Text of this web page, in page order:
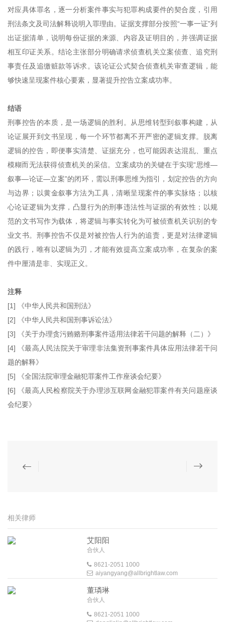
对应具体罪名，逐一分析案件事实与犯罪构成要件的契合度，引用
刑法条文及司法解释说明入罪理由。证据支撑部分按照“一事一证”列
出证据清单，说明每份证据的来源、内容及证明目的，并强调证据
相互印证关系。结论主张部分明确请求侦查机关立案侦查、追究刑
事责任及追缴赃款等诉求。该论证公式契合侦查机关审查逻辑，能
够快速呈现案件核心要素，显著提升控告立案成功率。
结语
刑事控告的本质，是一场逻辑的胜利。从思维转型到叙事构建，从
论证展开到文书呈现，每一个环节都离不开严密的逻辑支撑。脱离
逻辑的控告，即便事实清楚、证据充分，也可能因表达混乱、重点
模糊而无法获得侦查机关的采信。立案成功的关键在于实现“思维—
叙事—论证—立案”的闭环，需以刑事思维为指引，划定控告的方向
与边界；以黄金叙事方法为工具，清晰呈现案件的事实脉络；以核
心论证逻辑为支撑，凸显行为的刑事违法性与证据的有效性；以规
范的文书写作为载体，将逻辑与事实转化为可被侦查机关识别的专
业文书。刑事控告不仅是对被控告人行为的追责，更是对法律逻辑
的践行，唯有以逻辑为刃，才能有效提高立案成功率，在复杂的案
件中厘清是非、实现正义。
注释
[1] 《中华人民共和国刑法》
[2] 《中华人民共和国刑事诉讼法》
[3] 《关于办理贪污贿赂刑事案件适用法律若干问题的解释（二）》
[4] 《最高人民法院关于审理非法集资刑事案件具体应用法律若干问
题的解释》
[5] 《全国法院审理金融犯罪案件工作座谈会纪要》
[6] 《最高人民检察院关于办理涉互联网金融犯罪案件有关问题座谈
会纪要》
相关律师
艾阳阳
合伙人
8621-2051 1000
aiyangyang@allbrightlaw.com
董璘琳
合伙人
8621-2051 1000